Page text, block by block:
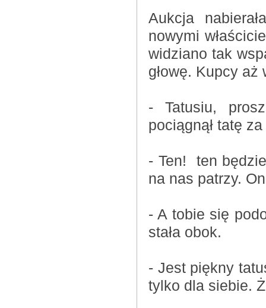
Aukcja
nowymi
widziano tak
głowę. Kupcy
- Tatusiu,
pociągnął tatę
- Ten! ten
na nas patrzy.
- A tobie się
stała obok.
- Jest piękny
tylko dla siebie.